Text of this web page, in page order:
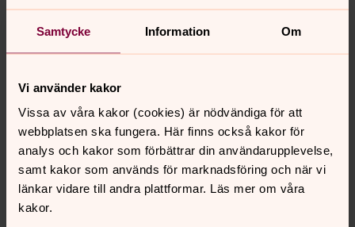
Samtycke Information Om
Vi använder kakor
Vissa av våra kakor (cookies) är nödvändiga för att
webbplatsen ska fungera. Här finns också kakor för
analys och kakor som förbättrar din användarupplevelse,
samt kakor som används för marknadsföring och när vi
länkar vidare till andra plattformar. Läs mer om våra
kakor.
Skogsmulle
integritetspolicy (se nedan)
Skicka
Extern integritetspolicy